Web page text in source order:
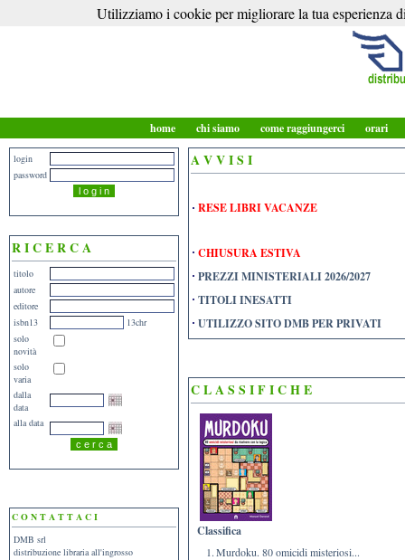
home chi siamo come raggiungerci orari
login
password
R I C E R C A
titolo
autore
editore
isbn13
13chr
solo
novità
solo
varia
dalla
data
alla data
C O N T A T T A C I
DMB srl
distribuzione libraria all'ingrosso
A V V I S I
RESE LIBRI VACANZE
CHIUSURA ESTIVA
PREZZI MINISTERIALI 2026/2027
TITOLI INESATTI
UTILIZZO SITO DMB PER PRIVATI
C L A S S I F I C H E
Classifica
1.Murdoku. 80 omicidi misteriosi...
Utilizziamo i cookie per migliorare la tua esperienza